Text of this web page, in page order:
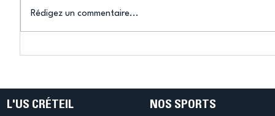
Rédigez un commentaire...
L'US CRÉTEIL NOS SPORTS